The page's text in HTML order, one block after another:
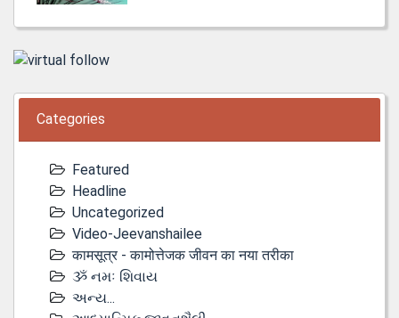
Categories
Featured
Headline
Uncategorized
Video-Jeevanshailee
कामसूत्र - कामोत्तेजक जीवन का नया तरीका
ૐ નમઃ શિવાય
અન્ય...